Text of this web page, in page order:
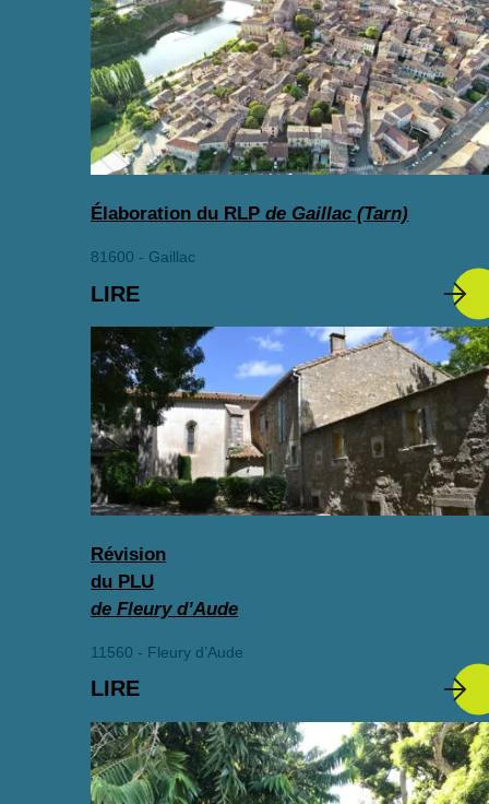
Élaboration du RLP de Gaillac (Tarn)
81600 - Gaillac
LIRE
Révision
du PLU
de Fleury d’Aude
11560 - Fleury d’Aude
LIRE